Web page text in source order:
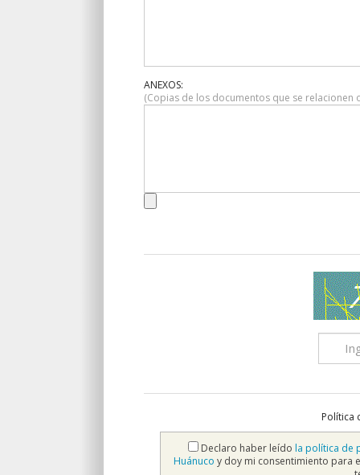
ANEXOS:
(Copias de los documentos que se
Política
Declaro haber leído la política de
Huánuco y doy mi consentimiento para